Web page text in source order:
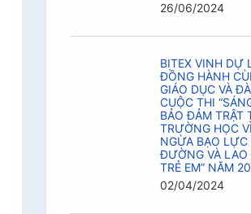
26/06/2024
BITEX VINH DỰ
ĐỒNG HÀNH
GIÁO DỤC VÀ
CUỘC THI
BẢO ĐẢM TRẬT
TRƯỜNG HỌC
NGỪA BẠO LỰC
ĐƯỜNG VÀ
TRẺ EM” NĂM
02/04/2024